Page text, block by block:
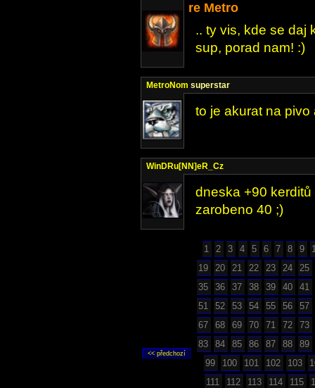
re Metro
.. ty vis, kde se daj
sup, porad nam! :)
MetroNom superstar
to je akurat na pivo
WinDRu[NN]eR_Cz
dneska +90
zarobeno 40 ;)
1 2 3 4 5 6 7 8 9
19
20 21 22 23 24
25
35
36 37 38 39 40
41
51
52 53 54 55 56
57
67
68 69 70 71 72
73
83
84 85 86 87 88
89
99
100 101 102 103
111
112 113 114 115